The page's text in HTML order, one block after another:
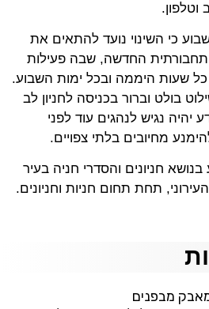
וטלפון.
כי השינוי נועד להתאים את
החדשה, שבה פעילות
שעות היממה ובכל ימות השבוע.
בולט וברור בכניסה לחניון לב
יהיה נגיש לנהגים עוד לפני
מחיובים בלתי צפויים.
חניונים והסדרי חניה בעיר
תחת תחום חניות וחניונים.
מבפנים